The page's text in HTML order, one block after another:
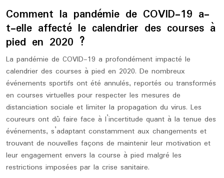
Comment la pandémie de COVID-19 a-
t-elle affecté le calendrier des courses à
pied en 2020 ?
La pandémie de COVID-19 a profondément impacté le
calendrier des courses à pied en 2020. De nombreux
événements sportifs ont été annulés, reportés ou transformés
en courses virtuelles pour respecter les mesures de
distanciation sociale et limiter la propagation du virus. Les
coureurs ont dû faire face à l’incertitude quant à la tenue des
événements, s’adaptant constamment aux changements et
trouvant de nouvelles façons de maintenir leur motivation et
leur engagement envers la course à pied malgré les
restrictions imposées par la crise sanitaire.